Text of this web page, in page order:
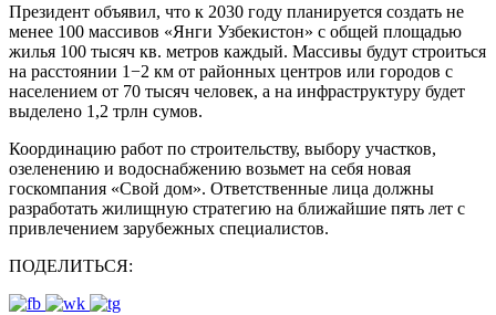
Президент объявил, что к 2030 году планируется создать не
менее 100 массивов «Янги Узбекистон» с общей площадью
жилья 100 тысяч кв. метров каждый. Массивы будут строиться
на расстоянии 1−2 км от районных центров или городов с
населением от 70 тысяч человек, а на инфраструктуру будет
выделено 1,2 трлн сумов.
Координацию работ по строительству, выбору участков,
озеленению и водоснабжению возьмет на себя новая
госкомпания «Свой дом». Ответственные лица должны
разработать жилищную стратегию на ближайшие пять лет с
привлечением зарубежных специалистов.
ПОДЕЛИТЬСЯ: